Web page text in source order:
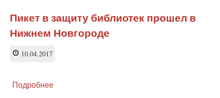
фронт
войны
за
Пикет в защиту библиотек прошел в
Нижнем Новгороде
10.04.2017
Подробнее